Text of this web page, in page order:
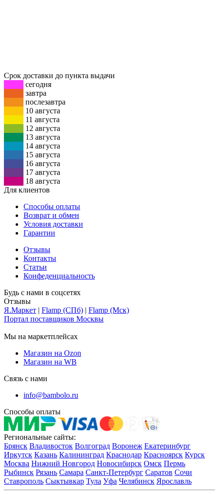
Срок доставки до пункта выдачи
сегодня
завтра
послезавтра
10 августа
11 августа
12 августа
13 августа
14 августа
15 августа
16 августа
17 августа
18 августа
Для клиентов
Способы оплаты
Возврат и обмен
Условия доставки
Гарантии
Отзывы
Контакты
Статьи
Конфеденциальность
Будь с нами в соцсетях
Отзывы
Я.Маркет | Flamp (СПб) | Flamp (Мск)
Портал поставщиков Москвы
Мы на маркетплейсах
Магазин на Ozon
Магазин на WB
Связь с нами
info@bambolo.ru
Способы оплаты
Региональные сайты:
Брянск Владивосток Волгоград Воронеж Екатеринбург
Иркутск Казань Калининград Краснодар Красноярск Курск
Москва Нижний Новгород Новосибирск Омск Пермь
Рыбинск Рязань Самара Санкт-Петербург Саратов Сочи
Ставрополь Сыктывкар Тула Уфа Челябинск Ярославль